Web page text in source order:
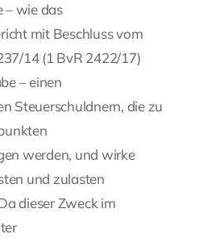
– wie das
mit Beschluss vom
14 (1 BvR 2422/17)
– einen
Steuerschuldnern, die zu
werden, und wirke
und zulasten
dieser Zweck im